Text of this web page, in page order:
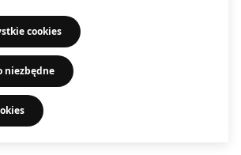
cookies
niezbędne